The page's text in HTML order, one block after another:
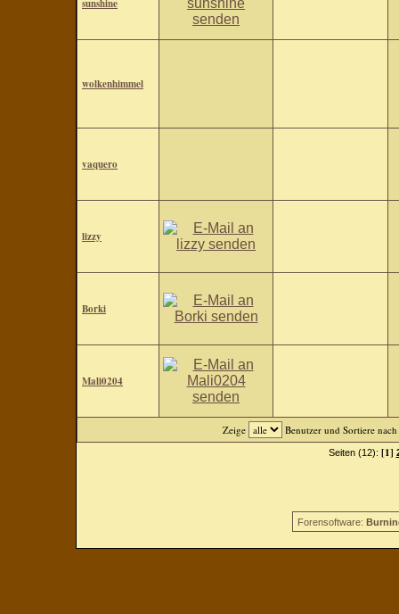
sunshine
wolkenhimmel
vaquero
lizzy
Borki
Mali0204
Zeige Benutzer und Sortiere nach
Seiten (12): [1]
Forensoftware: